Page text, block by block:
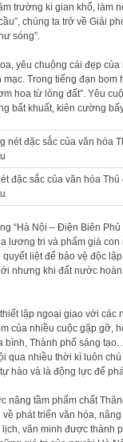
trường kì gian khổ, làm
chúng ta trở về Giải
sóng”.
yêu chuộng cái đẹp
mạc. Trong tiếng đạn
hoa từ lòng đất”. Yêu
bất khuất, kiên cường
đặc sắc của văn hóa
“Hà Nội – Điện Biên
lương tri và phẩm giá
quyết liệt để bảo vệ độc
nhưng khi đất nước
lập ngoại giao với các
của nhiều cuộc gặp gỡ,
bình, Thành phố sáng
qua nhiều thời kì luôn
hào và là động lực để
nâng tầm phẩm chất
về phát triển văn hóa,
lịch, văn minh được thành